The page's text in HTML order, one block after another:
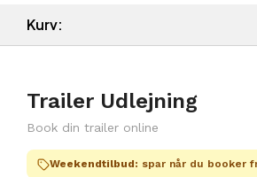
Kurv:
Trailer Udlejning
Book din trailer online
Weekendtilbud: spar når du booker